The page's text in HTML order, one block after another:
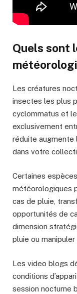
Quels sont
Les créatures
insectes les plus
cyclommatus et
exclusivement
réduite augmente
dans votre
Certaines
météorologiques
cas de pluie,
opportunités de
dimension
pluie ou manipuler
Les video blogs
conditions
session nocturne